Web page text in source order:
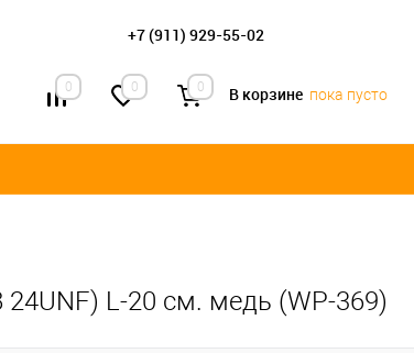
+7 (911) 929-55-02
0 0 0 В корзине пока пусто
L-20 см. медь (WP-369)